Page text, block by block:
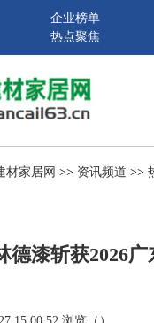
企业榜单
热点聚焦
材家居网 >> 资讯频道 >>
德漆斩获2026